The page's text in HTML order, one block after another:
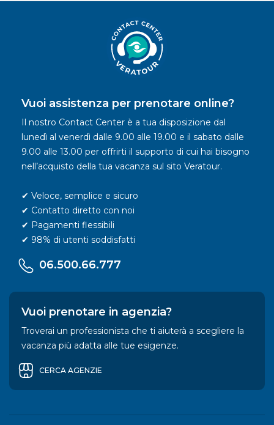
Vuoi assistenza per prenotare online?
Il nostro Contact Center è a tua disposizione dal
lunedì al venerdì dalle 9.00 alle 19.00 e il sabato dalle
9.00 alle 13.00 per offrirti il supporto di cui hai bisogno
nell’acquisto della tua vacanza sul sito Veratour.
✔ Veloce, semplice e sicuro
✔ Contatto diretto con noi
✔ Pagamenti flessibili
✔ 98% di utenti soddisfatti
06.500.66.777
Vuoi prenotare in agenzia?
Troverai un professionista che ti aiuterà a scegliere la
vacanza più adatta alle tue esigenze.
CERCA AGENZIE